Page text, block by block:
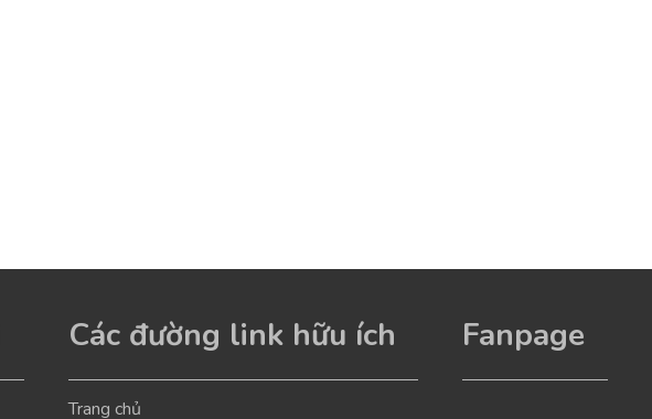
Các đường link hữu ích
Trang chủ
Fanpage